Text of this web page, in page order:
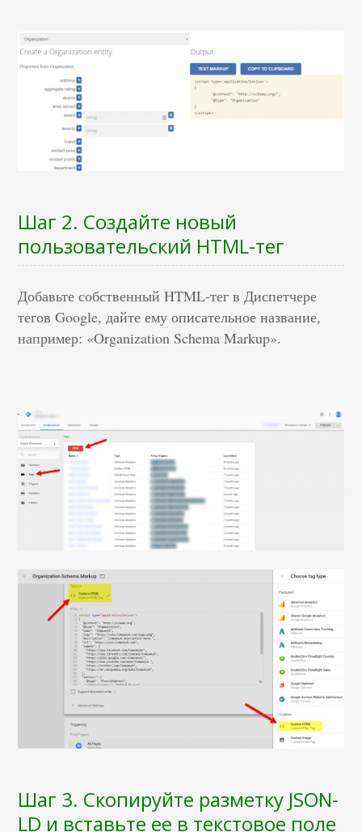
Шаг 2. Создайте новый
пользовательский HTML-тег
Добавьте собственный HTML-тег в Диспетчере
тегов Google, дайте ему описательное название,
например: «Organization Schema Markup».
Шаг 3. Скопируйте разметку JSON-
LD и вставьте ее в текстовое поле